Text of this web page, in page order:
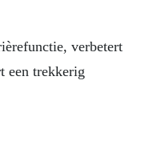
verbetert
een trekkerig